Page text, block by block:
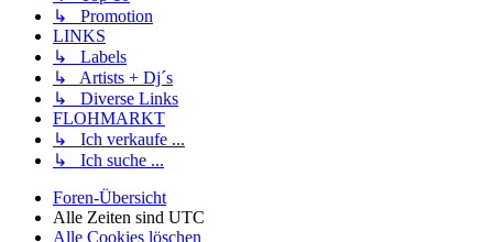
↳ Promotion
LINKS
↳ Labels
↳ Artists + Dj´s
↳ Diverse Links
FLOHMARKT
↳ Ich verkaufe ...
↳ Ich suche ...
Foren-Übersicht
Alle Zeiten sind UTC
Alle Cookies löschen